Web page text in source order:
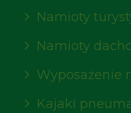
Namioty
Namioty
Wyposażenie
Kajaki